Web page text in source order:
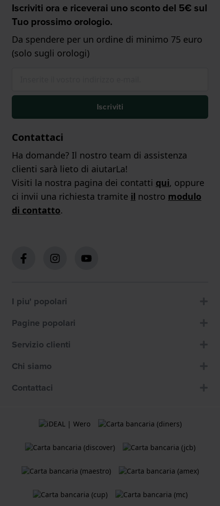
Iscriviti ora e riceverai uno sconto del 5€ sul
Tuo prossimo orologio.
Da spendere per un ordine di minimo 75 euro
(solo sugli orologi)
Iscriviti
Contattaci
Ha domande? Il nostro team di assistenza
clienti sarà lieto di aiutarLa!
Visiti la nostra pagina dei contatti qui, oppure
ci invii una richiesta tramite il nostro modulo
di contatto.
I piu' popolari
Pagine popolari
Servizio clienti
Chi siamo
Contattaci